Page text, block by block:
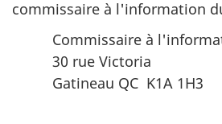
commissaire à l'information
Commissaire à
30 rue Victoria
Gatineau QC K1A 1H3